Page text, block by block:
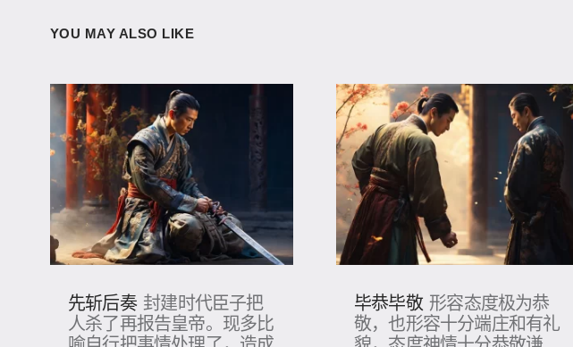
YOU MAY ALSO LIKE
先斩后奏 封建时代臣子把
人杀了再报告皇帝。现多比
毕恭毕敬 形容态度极为恭
敬，也形容十分端庄和有礼